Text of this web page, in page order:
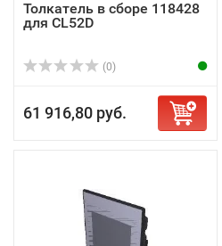
Толкатель в сборе 118428
для CL52D
(0)
61 916,80 руб.